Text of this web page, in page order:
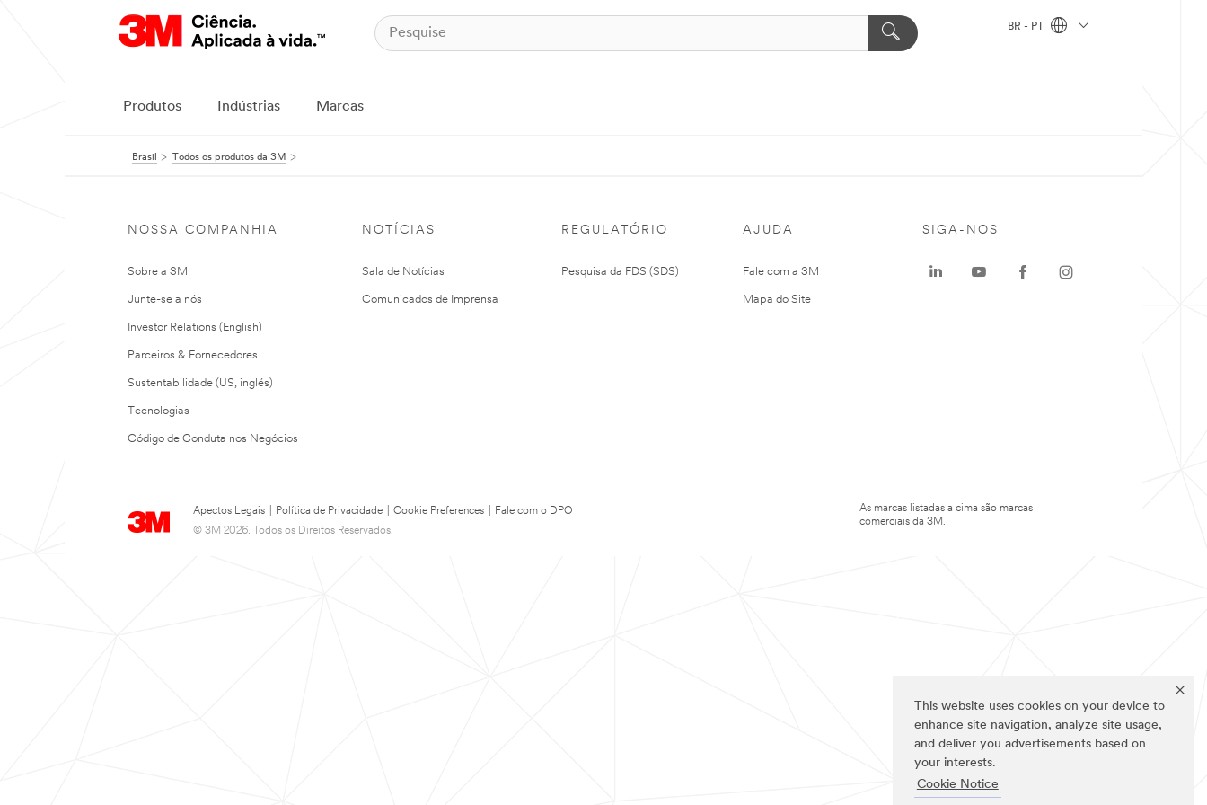
This website uses cookies on your device to
enhance site navigation, analyze site usage,
and deliver you advertisements based on
your interests.
Cookie Notice
BR - PT
Produtos Indústrias Marcas
Brasil Todos os produtos da 3M
NOSSA COMPANHIA
Sobre a 3M
Junte-se a nós
Investor Relations (English)
Parceiros & Fornecedores
Sustentabilidade (US, inglés)
Tecnologias
Código de Conduta nos Negócios
NOTÍCIAS
Sala de Notícias
Comunicados de Imprensa
REGULATÓRIO
Pesquisa da FDS (SDS)
AJUDA
Fale com a 3M
Mapa do Site
Apectos Legais Política de Privacidade Cookie Preferences
Fale com o DPO
© 3M 2026. Todos os Direitos Reservados.
SIGA-NOS
As marcas listadas a cima são marcas
comerciais da 3M.